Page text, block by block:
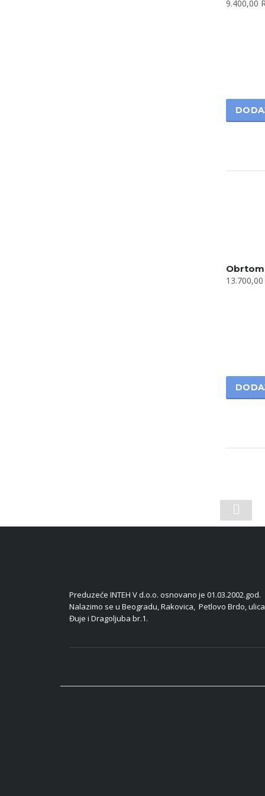
9.400,00
13.700,00
Preduzeće INTEH V d.o.o. osnovano je 01.03.2002.god.
Nalazimo se u Beogradu, Rakovica, Petlovo Brdo, ulica
Đuje i Dragoljuba br.1.